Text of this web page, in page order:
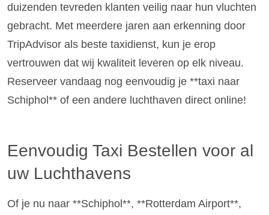
duizenden tevreden klanten veilig naar hun vluchten
gebracht. Met meerdere jaren aan erkenning door
TripAdvisor als beste taxidienst, kun je erop
vertrouwen dat wij kwaliteit leveren op elk niveau.
Reserveer vandaag nog eenvoudig je **taxi naar
Schiphol** of een andere luchthaven direct online!
Eenvoudig Taxi Bestellen voor al
uw Luchthavens
Of je nu naar **Schiphol**, **Rotterdam Airport**,